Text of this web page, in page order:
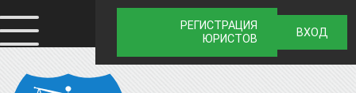
РЕГИСТРАЦИЯ
ЮРИСТОВ
ВХОД